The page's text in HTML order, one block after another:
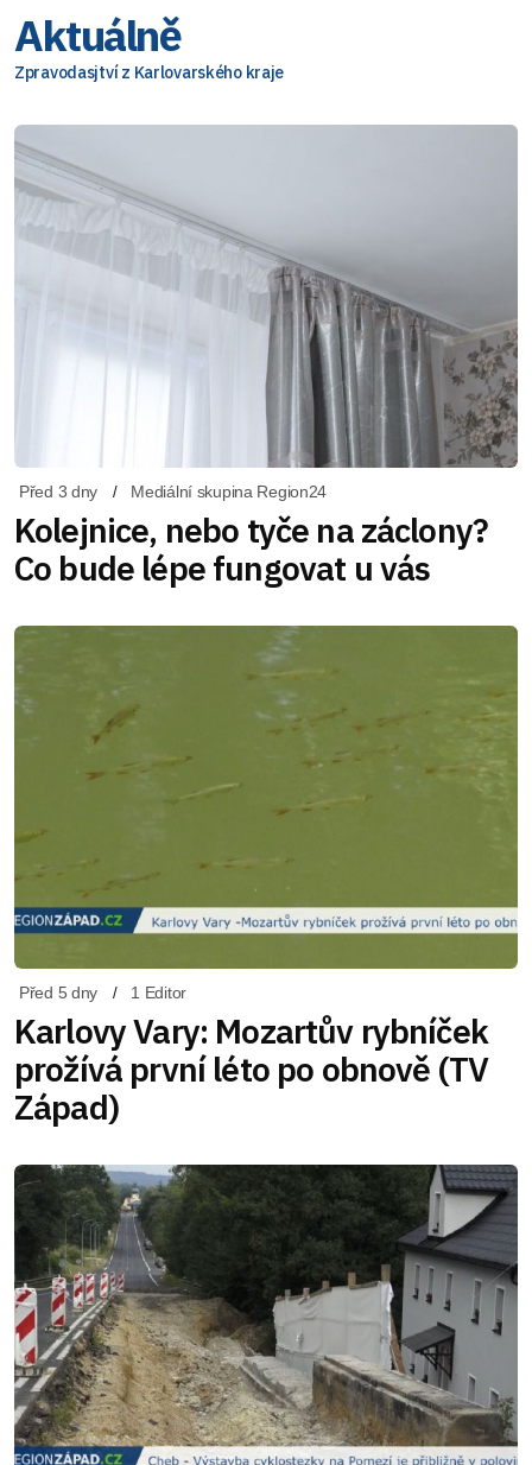
Aktuálně
Zpravodasjtví z Karlovarského kraje
Před 3 dny Mediální skupina Region24
Kolejnice, nebo tyče na záclony?
Co bude lépe fungovat u vás
Před 5 dny 1 Editor
Karlovy Vary: Mozartův rybníček
prožívá první léto po obnově (TV
Západ)